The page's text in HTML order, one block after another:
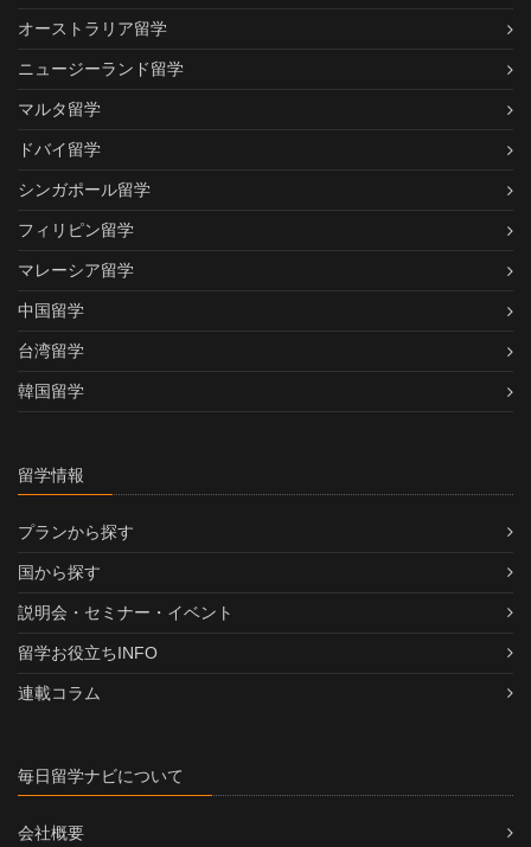
オーストラリア留学
ニュージーランド留学
マルタ留学
ドバイ留学
シンガポール留学
フィリピン留学
マレーシア留学
中国留学
台湾留学
韓国留学
留学情報
プランから探す
国から探す
説明会・セミナー・イベント
留学お役立ちINFO
連載コラム
毎日留学ナビについて
会社概要